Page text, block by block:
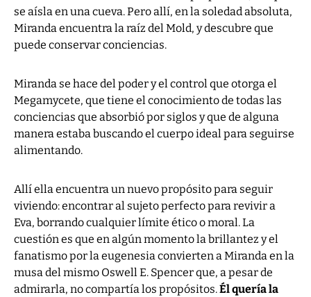
se aísla en una cueva. Pero allí, en la soledad absoluta,
Miranda encuentra la raíz del Mold, y descubre que
puede conservar conciencias.
Miranda se hace del poder y el control que otorga el
Megamycete, que tiene el conocimiento de todas las
conciencias que absorbió por siglos y que de alguna
manera estaba buscando el cuerpo ideal para seguirse
alimentando.
Allí ella encuentra un nuevo propósito para seguir
viviendo: encontrar al sujeto perfecto para revivir a
Eva, borrando cualquier límite ético o moral. La
cuestión es que en algún momento la brillantez y el
fanatismo por la eugenesia convierten a Miranda en la
musa del mismo Oswell E. Spencer que, a pesar de
admirarla, no compartía los propósitos.Él quería la